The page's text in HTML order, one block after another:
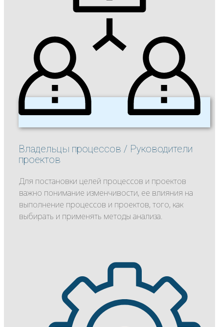
Владельцы процессов / Руководители
проектов
Для постановки целей процессов и проектов
важно понимание изменчивости, ее влияния на
выполнение процессов и проектов, того, как
выбирать и применять методы анализа.